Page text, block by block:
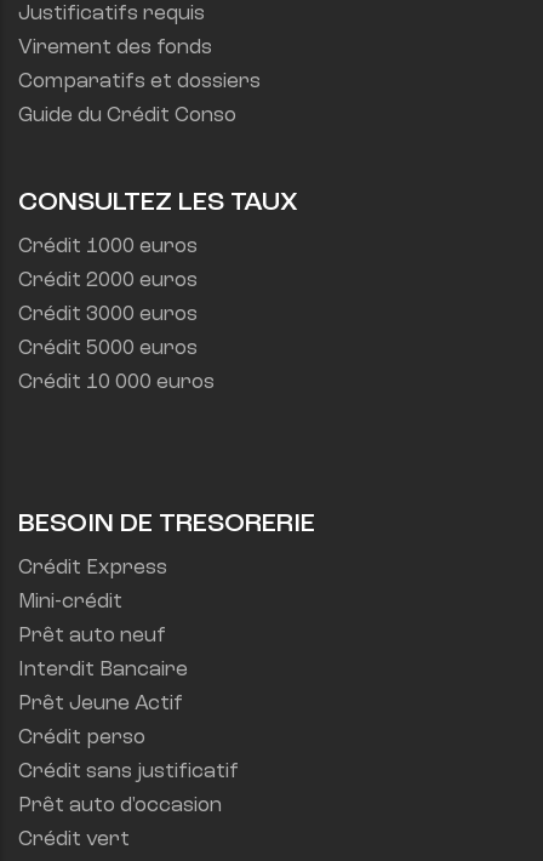
Justificatifs requis
Virement des fonds
Comparatifs et dossiers
Guide du Crédit Conso
CONSULTEZ LES TAUX
Crédit 1000 euros
Crédit 2000 euros
Crédit 3000 euros
Crédit 5000 euros
Crédit 10 000 euros
BESOIN DE TRESORERIE
Crédit Express
Mini-crédit
Prêt auto neuf
Interdit Bancaire
Prêt Jeune Actif
Crédit perso
Crédit sans justificatif
Prêt auto d'occasion
Crédit vert